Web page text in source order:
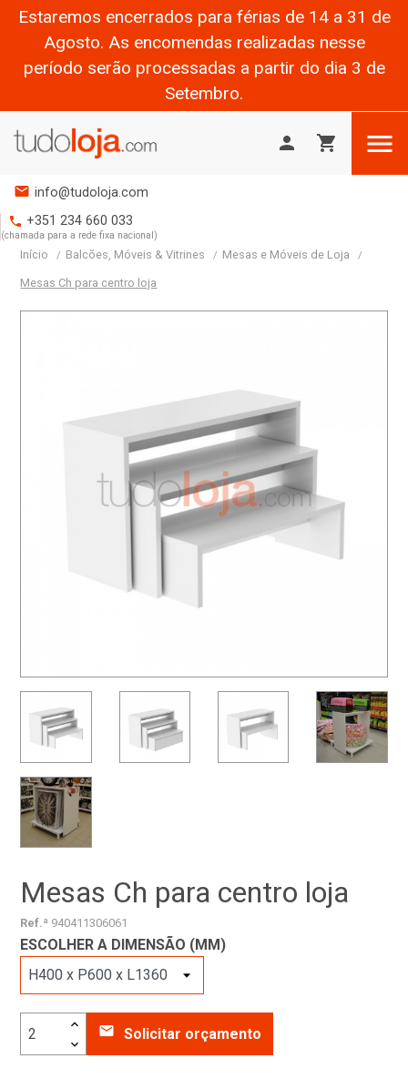
Estaremos encerrados para férias de 14 a 31 de
Agosto. As encomendas realizadas nesse
período serão processadas a partir do dia 3 de
Setembro.
person shopping_cart 
mail info@tudoloja.com
phone +351 234 660 033
(chamada para a rede fixa nacional)
Início Balcões, Móveis & Vitrines Mesas e Móveis de Loja
Mesas Ch para centro loja
Mesas Ch para centro loja
Ref.ª 940411306061
ESCOLHER A DIMENSÃO (MM)
email Solicitar orçamento